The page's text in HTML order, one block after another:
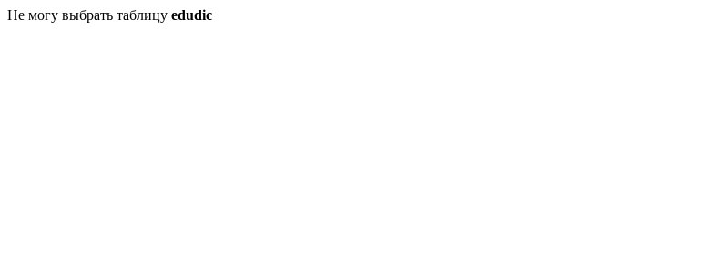
Не могу выбрать таблицу edudic